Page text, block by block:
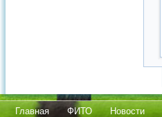
Главная ФИТО Новости